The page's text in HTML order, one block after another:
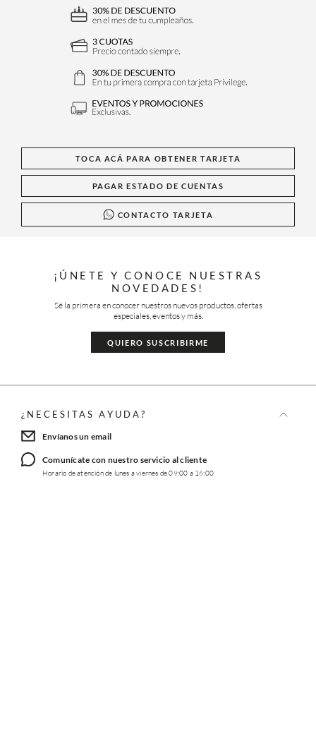
TOCA ACÁ PARA OBTENER TARJETA
PAGAR ESTADO DE CUENTAS
CONTACTO TARJETA
¡ÚNETE Y CONOCE NUESTRAS
NOVEDADES!
Sé la primera en conocer nuestros nuevos productos, ofertas
especiales, eventos y más.
QUIERO SUSCRIBIRME
¿NECESITAS AYUDA?
Envíanos un email
Comunícate con nuestro servicio al cliente
Horario de atención de lunes a viernes de 09:00 a 16:00